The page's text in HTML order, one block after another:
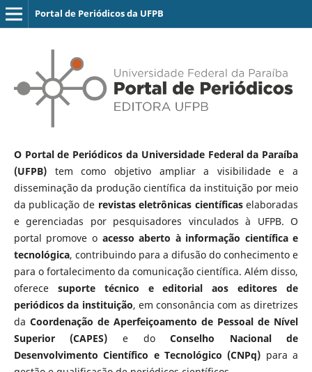
Portal de Periódicos da UFPB
O Portal de Periódicos da Universidade Federal da Paraíba
(UFPB)tem como objetivo ampliar a visibilidade e a
disseminação da produção científica da instituição por meio
da publicação de revistas eletrônicas científicaselaboradas
e gerenciadas por pesquisadores vinculados à UFPB. O
portal promove o acesso aberto à informação científica e
tecnológica, contribuindo para a difusão do conhecimento e
para o fortalecimento da comunicação científica. Além disso,
oferece suporte técnico e editorial aos editores de
periódicos da instituição, em consonância com as diretrizes
da Coordenação de Aperfeiçoamento de Pessoal de Nível
Superior (CAPES) e doConselho Nacional de
Desenvolvimento Científico e Tecnológico (CNPq) para a